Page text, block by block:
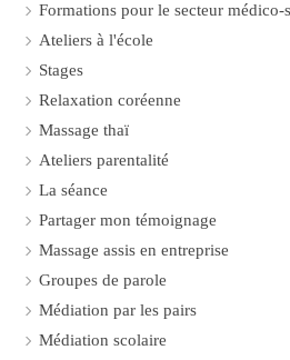
Formations pour le secteur médico-
Ateliers à l'école
Stages
Relaxation coréenne
Massage thaï
Ateliers parentalité
La séance
Partager mon témoignage
Massage assis en entreprise
Groupes de parole
Médiation par les pairs
Médiation scolaire